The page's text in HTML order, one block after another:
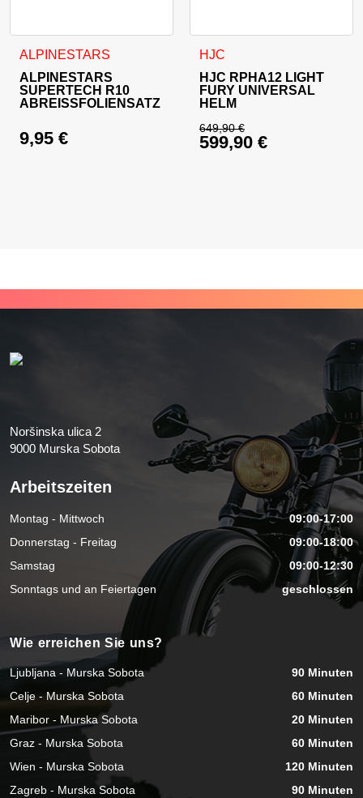
ALPINESTARS
ALPINESTARS
SUPERTECH R10
ABREISSFOLIENSATZ
9,95 €
HJC
HJC RPHA12 LIGHT
FURY UNIVERSAL
HELM
649,90€
Ursprünglicher
599,90 €
Dieses Produkt weist
Noršinska ulica 2
9000 Murska Sobota
Arbeitszeiten
Montag - Mittwoch
09:00-17:00
Donnerstag - Freitag
09:00-18:00
Samstag
09:00-12:30
Sonntags und an Feiertagen
geschlossen
Wie erreichen Sie uns?
Ljubljana - Murska Sobota
90 Minuten
Celje - Murska Sobota
60 Minuten
Maribor - Murska Sobota
20 Minuten
Graz - Murska Sobota
60 Minuten
Wien - Murska Sobota
120 Minuten
Zagreb - Murska Sobota
90 Minuten